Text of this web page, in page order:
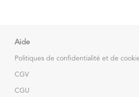
Aide
Politiques de confidentialité et de
CGV
CGU